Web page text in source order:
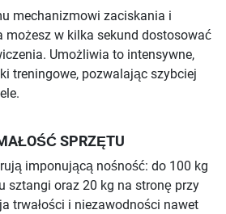
mechanizmowi zaciskania i
możesz w kilka sekund dostosować
Umożliwia to intensywne,
treningowe, pozwalając szybciej
SPRZĘTU
imponującą nośność: do 100 kg
sztangi oraz 20 kg na stronę przy
trwałości i niezawodności nawet